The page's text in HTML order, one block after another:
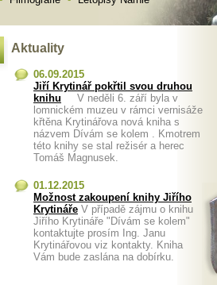
Aktuality
06.09.2015
Jiří Krytinář pokřtil svou druhou
knihu V neděli 6. září byla v
lomnickém muzeu v rámci vernisáže
křtěna Krytinářova nová kniha s
názvem Dívám se kolem . Kmotrem
této knihy se stal režisér a herec
Tomáš Magnusek.
01.12.2015
Možnost zakoupení knihy Jiřího
Krytináře V případě zájmu o knihu
Jiřího Krytináře "Dívám se kolem"
kontaktujte prosím Ing. Janu
Krytinářovou viz kontakty. Kniha
Vám bude zaslána na dobírku.